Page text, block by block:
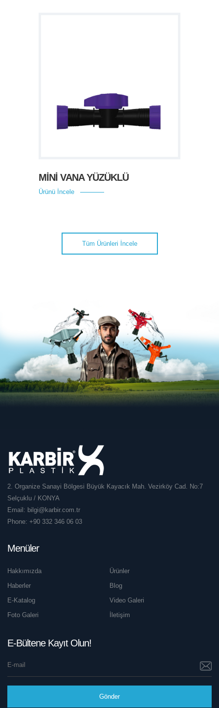
MİNİ VANA YÜZÜKLÜ
Ürünü İncele
Tüm Ürünleri İncele
2. Organize Sanayi Bölgesi Büyük Kayacık Mah. Vezirköy Cad. No:7
Selçuklu / KONYA
Email: bilgi@karbir.com.tr
Phone: +90 332 346 06 03
Menüler
Hakkımızda
Ürünler
Haberler
Blog
E-Katalog
Video Galeri
Foto Galeri
İletişim
E-Bültene Kayıt Olun!
Gönder